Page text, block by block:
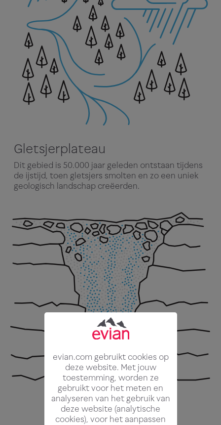
Gletsjerplateau
Dit gebied is 50.000 jaar geleden ontstaan tijdens
de ijstijd, toen gletsjers smolten en zo een uniek
geologisch landschap creëerden.
evian.com gebruikt cookies op
deze website. Met jouw
toestemming, worden ze
gebruikt voor het meten en
analyseren van het gebruik van
deze website (analytische
cookies), voor het aanpassen